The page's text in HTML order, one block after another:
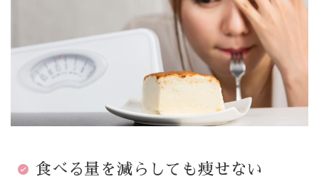
食べる量を減らしても痩せない